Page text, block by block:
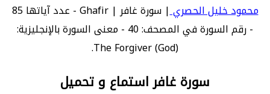
محمود خليل الحصري
| سورة غافر | Ghafir - عدد آياتها 85
- رقم السورة في المصحف: 40 - معنى السورة بالإنجليزية:
The Forgiver (God).
سورة غافر استماع و تحميل